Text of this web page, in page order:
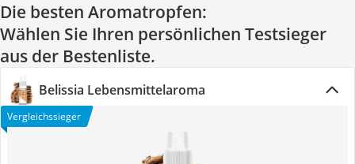
Die besten Aromatropfen:
Wählen Sie Ihren persönlichen Testsieger
aus der Bestenliste.
Belissia Lebensmittelaroma
Vergleichssieger